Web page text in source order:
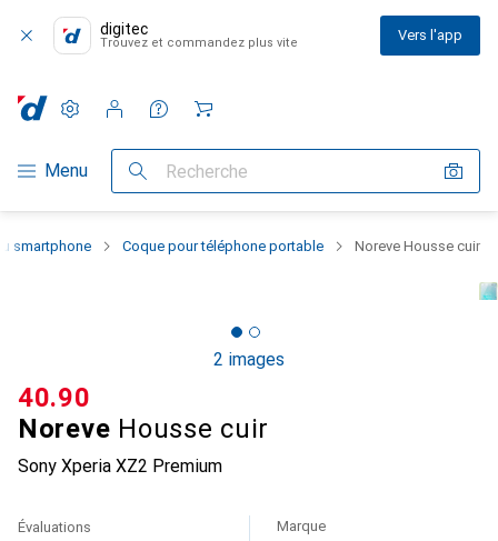
digitec
Trouvez et commandez plus vite Vers l'app
Navigation par catégorie
Menu Recherche
Paramètres
Compte client
Listes de comparaison
Listes d'envies
Panier
smartphone Coque pour téléphone portable Noreve Housse cuir
2 images
Noreve Housse cuir
Sony Xperia XZ2 Premium
CHF
40.90
Évaluations Marque